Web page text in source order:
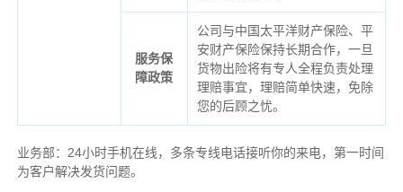
服务保
障政策
公司与中国太平洋财产保险、平
安财产保险保持长期合作，一旦
货物出险将有专人全程负责处理
理赔事宜，理赔简单快速，免除
您的后顾之忧。
业务部：24小时手机在线，多条专线电话接听你的来电，第一时间
为客户解决发货问题。